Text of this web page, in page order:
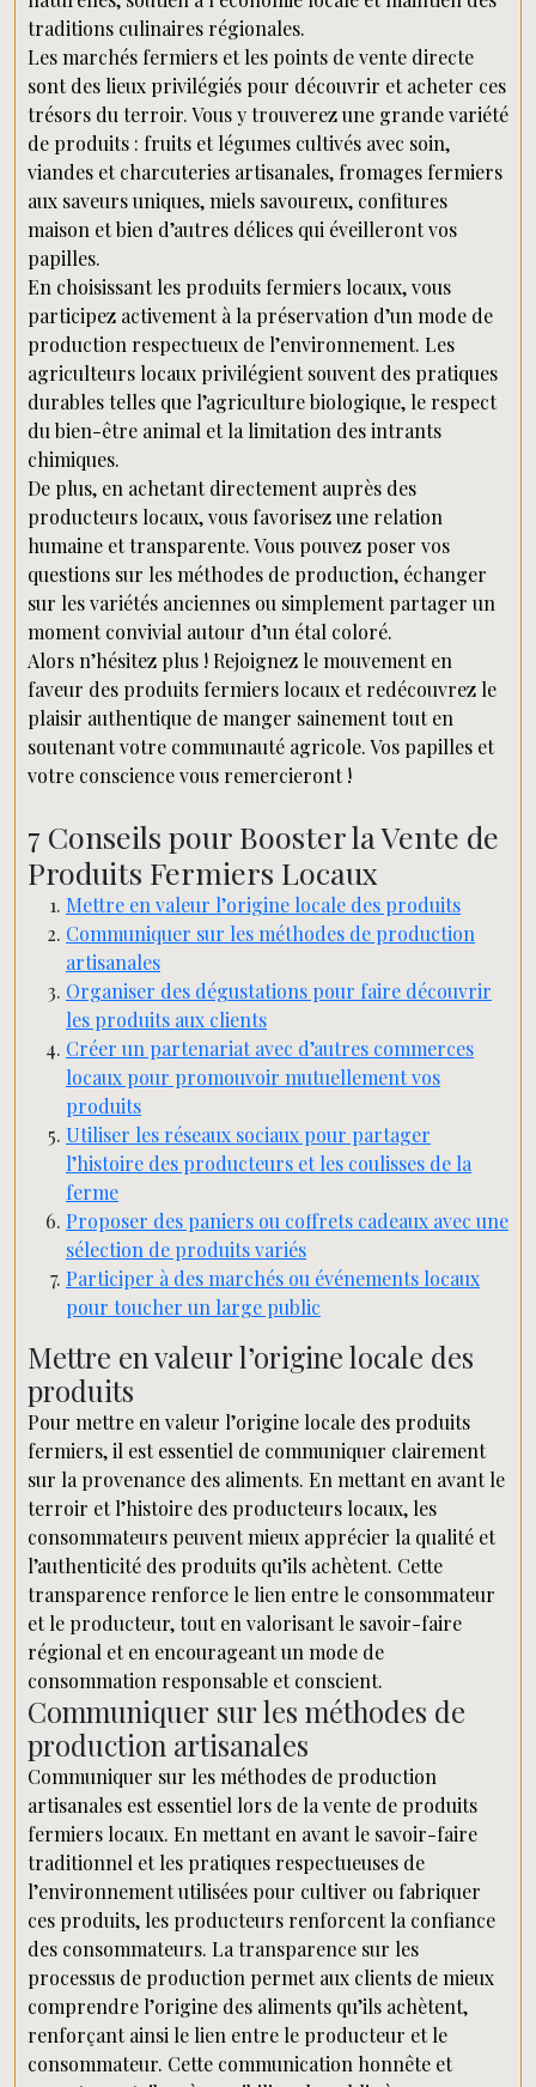
traditions culinaires régionales.
Les marchés fermiers et les points de vente directe
sont des lieux privilégiés pour découvrir et acheter ces
trésors du terroir. Vous y trouverez une grande variété
de produits : fruits et légumes cultivés avec soin,
viandes et charcuteries artisanales, fromages fermiers
aux saveurs uniques, miels savoureux, confitures
maison et bien d’autres délices qui éveilleront vos
papilles.
En choisissant les produits fermiers locaux, vous
participez activement à la préservation d’un mode de
production respectueux de l’environnement. Les
agriculteurs locaux privilégient souvent des pratiques
durables telles que l’agriculture biologique, le respect
du bien-être animal et la limitation des intrants
chimiques.
De plus, en achetant directement auprès des
producteurs locaux, vous favorisez une relation
humaine et transparente. Vous pouvez poser vos
questions sur les méthodes de production, échanger
sur les variétés anciennes ou simplement partager un
moment convivial autour d’un étal coloré.
Alors n’hésitez plus ! Rejoignez le mouvement en
faveur des produits fermiers locaux et redécouvrez le
plaisir authentique de manger sainement tout en
soutenant votre communauté agricole. Vos papilles et
votre conscience vous remercieront !
7 Conseils pour Booster la Vente de
Produits Fermiers Locaux
Mettre en valeur l’origine locale des produits
Communiquer sur les méthodes de production
artisanales
Organiser des dégustations pour faire découvrir
les produits aux clients
Créer un partenariat avec d’autres commerces
locaux pour promouvoir mutuellement vos
produits
Utiliser les réseaux sociaux pour partager
l’histoire des producteurs et les coulisses de la
ferme
Proposer des paniers ou coffrets cadeaux avec une
sélection de produits variés
Participer à des marchés ou événements locaux
pour toucher un large public
Mettre en valeur l’origine locale des
produits
Pour mettre en valeur l’origine locale des produits
fermiers, il est essentiel de communiquer clairement
sur la provenance des aliments. En mettant en avant le
terroir et l’histoire des producteurs locaux, les
consommateurs peuvent mieux apprécier la qualité et
l’authenticité des produits qu’ils achètent. Cette
transparence renforce le lien entre le consommateur
et le producteur, tout en valorisant le savoir-faire
régional et en encourageant un mode de
consommation responsable et conscient.
Communiquer sur les méthodes de
production artisanales
Communiquer sur les méthodes de production
artisanales est essentiel lors de la vente de produits
fermiers locaux. En mettant en avant le savoir-faire
traditionnel et les pratiques respectueuses de
l’environnement utilisées pour cultiver ou fabriquer
ces produits, les producteurs renforcent la confiance
des consommateurs. La transparence sur les
processus de production permet aux clients de mieux
comprendre l’origine des aliments qu’ils achètent,
renforçant ainsi le lien entre le producteur et le
consommateur. Cette communication honnête et